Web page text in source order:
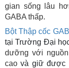
gian sống lâu
GABA thấp.
Bột Thập cốc
tại Trường Đại
dưỡng với
caovà giữ được